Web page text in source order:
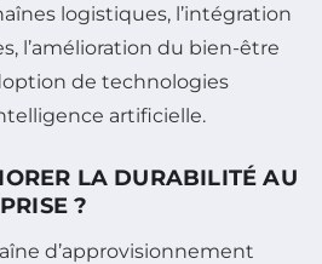
logistiques, l’intégration
l’amélioration du bien-être
de technologies
artificielle.
LA DURABILITÉ AU
?
d’approvisionnement